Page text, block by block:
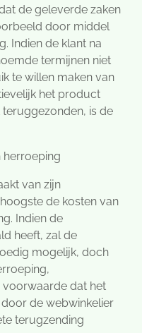
de geleverde zaken
door middel
Indien de klant na
termijnen niet
te willen maken van
het product
is de
herroeping
van zijn
de kosten van
Indien de
heeft, zal de
mogelijk, doch
voorwaarde dat het
de webwinkelier
terugzending